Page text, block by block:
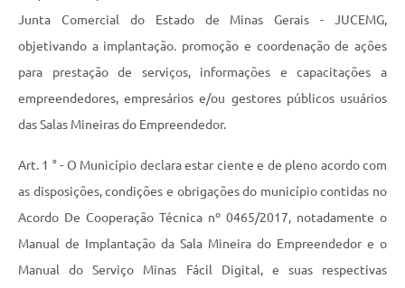
Galeria de Vídeos
Telefones Úteis
Contratos, Convênios e Publicações MROSC
Notícias
Junta Comercial do Estado de Minas Gerais - JUCEMG,
objetivando a implantação. promoção e coordenação de ações
para prestação de serviços, informações e capacitações a
empreendedores, empresários e/ou gestores públicos usuários
das Salas Mineiras do Empreendedor.
Art. 1 ° - O Município declara estar ciente e de pleno acordo com
as disposições, condições e obrigações do município contidas no
Acordo De Cooperação Técnica nº 0465/2017, notadamente o
Manual de Implantação da Sala Mineira do Empreendedor e o
Manual do Serviço Minas Fácil Digital, e suas respectivas